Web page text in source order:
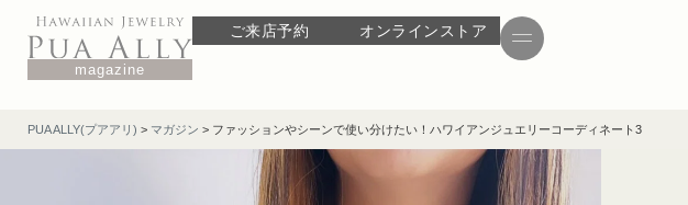
magazine
ご来店予約 オンラインストア
PUA ALLY(プアアリ) > マガジン > ファッションやシーンで使い分けたい！ハワイアンジュエリーコーディネート3